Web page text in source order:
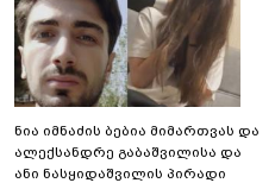
ნია იმნაძის ბებია მიმართვას და
ალექსანდრე გაბაშვილისა და
ანი ნასყიდაშვილის პირადი